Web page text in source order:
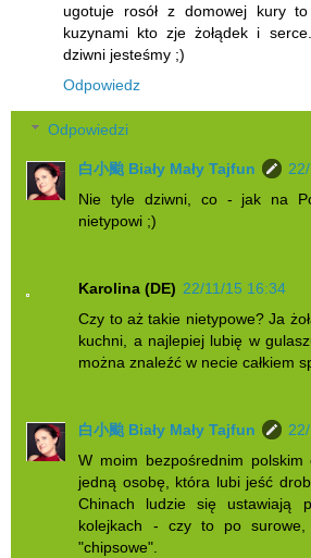
ugotuje rosół z domowej kury
kuzynami kto zje żołądek i
dziwni jesteśmy ;)
Odpowiedz
Odpowiedzi
白小颱 Biały Mały Tajfun
Nie tyle dziwni, co - jak na
nietypowi ;)
Karolina (DE) 22/11/15 16:34
Czy to aż takie nietypowe? Ja
kuchni, a najlepiej lubię w
można znaleźć w necie całkiem
白小颱 Biały Mały Tajfun
W moim bezpośrednim polskim
jedną osobę, która lubi jeść
Chinach ludzie się ustawiają
kolejkach - czy to po
"chipsowe".